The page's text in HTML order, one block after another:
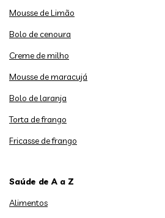
Mousse de Limão
Bolo de cenoura
Creme de milho
Mousse de maracujá
Bolo de laranja
Torta de frango
Fricasse de frango
Saúde de A a Z
Alimentos